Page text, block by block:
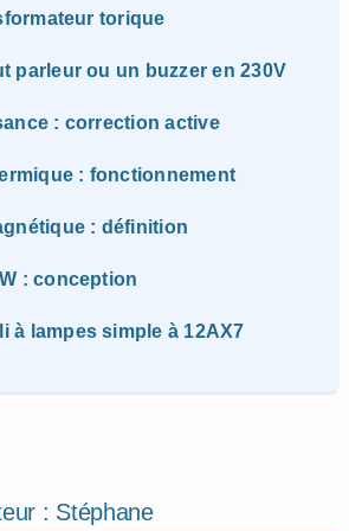
torique
parleur ou un buzzer en 230V
: correction active
: fonctionnement
: définition
: conception
à lampes simple à 12AX7
: Stéphane